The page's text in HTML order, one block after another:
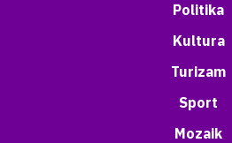
Politika
Kultura
Turizam
Sport
Mozaik